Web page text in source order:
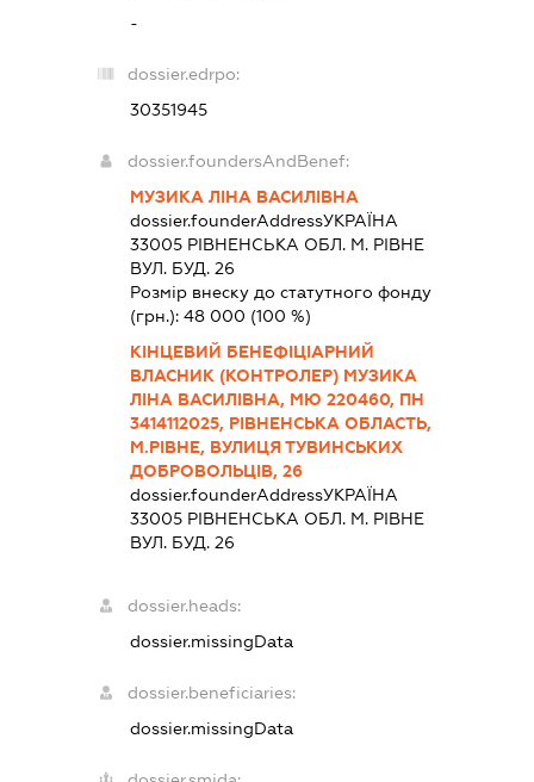
-
dossier.edrpo:
30351945
dossier.foundersAndBenef:
МУЗИКА ЛІНА ВАСИЛІВНА
dossier.founderAddressУКРАЇНА
33005 РIВНЕНСЬКА ОБЛ. М. РІВНЕ
ВУЛ. БУД. 26
Розмір внеску до статутного фонду
(грн.): 48 000 (100 %)
КІНЦЕВИЙ БЕНЕФІЦІАРНИЙ
ВЛАСНИК (КОНТРОЛЕР) МУЗИКА
ЛІНА ВАСИЛІВНА, МЮ 220460, ПН
3414112025, РІВНЕНСЬКА ОБЛАСТЬ,
М.РІВНЕ, ВУЛИЦЯ ТУВИНСЬКИХ
ДОБРОВОЛЬЦІВ, 26
dossier.founderAddressУКРАЇНА
33005 РIВНЕНСЬКА ОБЛ. М. РІВНЕ
ВУЛ. БУД. 26
dossier.heads:
dossier.missingData
dossier.beneficiaries:
dossier.missingData